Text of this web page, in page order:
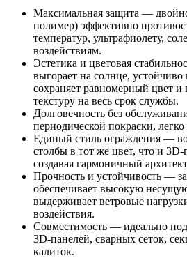
Максимальная защита —
полимер) эффективно
температур, ультрафиолету,
воздействиям.
Эстетика и цветовая
выгорает на солнце,
сохраняет равномерный цвет
текстуру на весь срок службы.
Долговечность без
периодической покраски, легко
Единый стиль ограждения —
столбы в тот же цвет, что и
создавая гармоничный
Прочность и устойчивость —
обеспечивает высокую
выдерживает ветровые
воздействия.
Совместимость — идеально
3D-панелей, сварных сеток,
калиток.